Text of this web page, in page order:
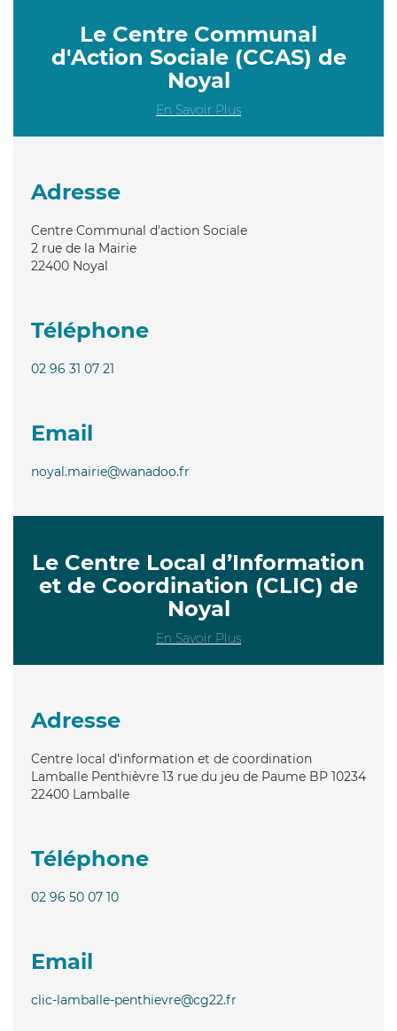
Le Centre Communal
d'Action Sociale (CCAS) de
Noyal
En Savoir Plus
Adresse
Centre Communal d'action Sociale
2 rue de la Mairie
22400 Noyal
Téléphone
02 96 31 07 21
Email
noyal.mairie@wanadoo.fr
Le Centre Local d’Information
et de Coordination (CLIC) de
Noyal
En Savoir Plus
Adresse
Centre local d'information et de coordination
Lamballe Penthièvre 13 rue du jeu de Paume BP 10234
22400 Lamballe
Téléphone
02 96 50 07 10
Email
clic-lamballe-penthievre@cg22.fr